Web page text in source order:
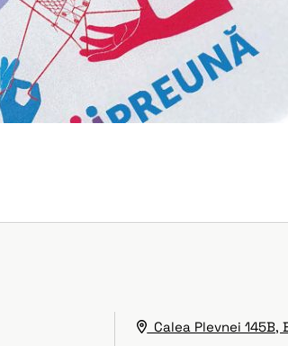
Calea Plevnei 145B,